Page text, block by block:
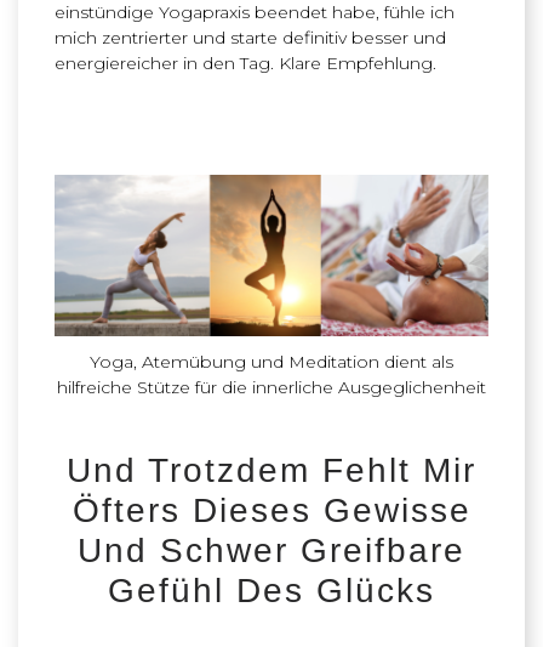
einstündige Yogapraxis beendet habe, fühle ich
mich zentrierter und starte definitiv besser und
energiereicher in den Tag. Klare Empfehlung.
Yoga, Atemübung und Meditation dient als
hilfreiche Stütze für die innerliche Ausgeglichenheit
Und Trotzdem Fehlt Mir
Öfters Dieses Gewisse
Und Schwer Greifbare
Gefühl Des Glücks